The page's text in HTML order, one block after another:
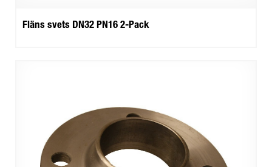
Fläns svets DN32 PN16 2-Pack